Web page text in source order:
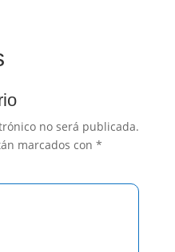
no será publicada.
marcados con *